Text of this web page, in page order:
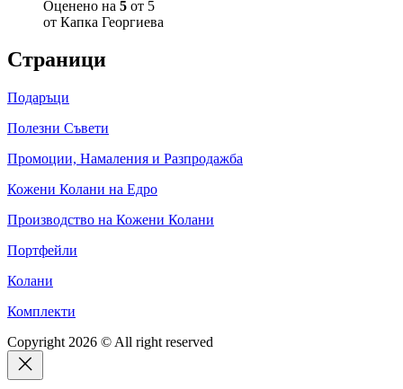
Оценено на 5 от 5
от Капка Георгиева
Страници
Подаръци
Полезни Съвети
Промоции, Намаления и Разпродажба
Кожени Колани на Едро
Производство на Кожени Колани
Портфейли
Колани
Комплекти
Copyright 2026 © All right reserved